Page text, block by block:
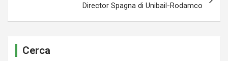
Director Spagna di Unibail-Rodamco
Cerca